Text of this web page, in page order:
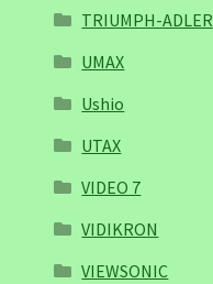
TRIUMPH-ADLER
UMAX
Ushio
UTAX
VIDEO 7
VIDIKRON
VIEWSONIC